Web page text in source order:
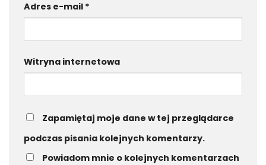
Adres e-mail *
Witryna internetowa
Zapamiętaj moje dane w tej przeglądarce
podczas pisania kolejnych komentarzy.
Powiadom mnie o kolejnych komentarzach